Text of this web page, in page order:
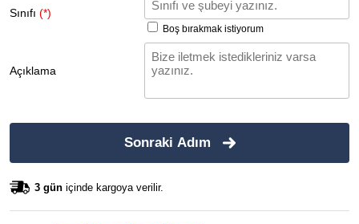
Sınıfı (*)
Boş bırakmak istiyorum
Açıklama
Sonraki Adım
3 gün içinde kargoya verilir.